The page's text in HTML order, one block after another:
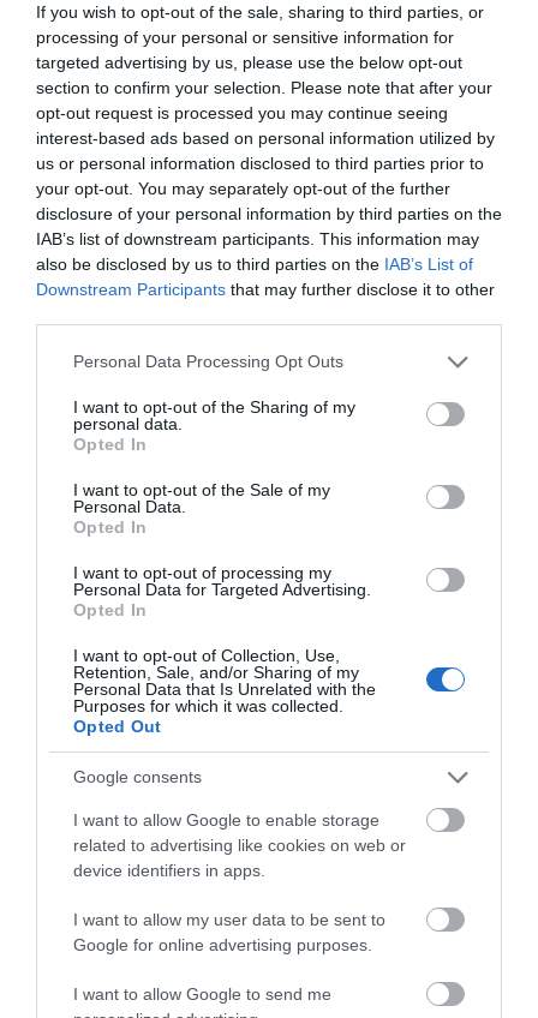
If you wish to opt-out of the sale, sharing to third parties, or
processing of your personal or sensitive information for
targeted advertising by us, please use the below opt-out
section to confirm your selection. Please note that after your
opt-out request is processed you may continue seeing
interest-based ads based on personal information utilized by
us or personal information disclosed to third parties prior to
your opt-out. You may separately opt-out of the further
disclosure of your personal information by third parties on the
IAB’s list of downstream participants. This information may
also be disclosed by us to third parties on the IAB’s List of
Downstream Participants that may further disclose it to other
Please note that this website/app uses one or more Google
not limited to your visit or usage behaviour. You may click to
grant or deny consent to Google and its third-party tags to
use your data for below specified purposes in below Google
consent section.
Personal Data Processing Opt Outs
I want to opt-out of the Sharing of my
personal data.
Opted In
I want to opt-out of the Sale of my
Personal Data.
Opted In
I want to opt-out of processing my
Personal Data for Targeted Advertising.
Opted In
I want to opt-out of Collection, Use,
Retention, Sale, and/or Sharing of my
Personal Data that Is Unrelated with the
Purposes for which it was collected.
Opted Out
Google consents
I want to allow Google to enable storage
related to advertising like cookies on web or
device identifiers in apps.
I want to allow my user data to be sent to
Google for online advertising purposes.
I want to allow Google to send me
πάει στην βουλή
06.08.2026 | 16:45
Έρχεται ισχυρό κύμα ζέστης:
Πότε η θερμοκρασία θα χτυπήσει
40άρια
06.08.2026 | 16:30
Εύβοια: Τέλος στις παράνομες
χωματερές – Έρχονται πρόστιμα
για όσους πετούν ογκώδη
απορρίμματα
06.08.2026 | 16:15
Προφυλακιστέος ο Αφγανός για
Συγκλονιστική κατάθεση της
συζύγου του 28χρονου
κατάθεση της συζύγου
του 28χρονου
Εορτολόγιο: Ποιοι
γιορτάζουν σήμερα,
Πέμπτη 6 Αυγούστου
Κοριτσάκι βρέθηκε
μόνο στους δρόμους –
Χειροπέδες στον